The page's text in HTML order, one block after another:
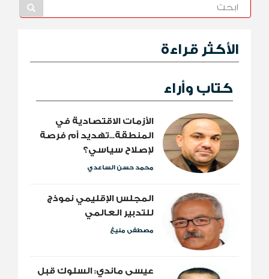
الأكثر قراءة
كتاب وأراء
الأزمات الاقتصادية في
المنطقة...تهديد أم فرصة
لإصلاح سياسي؟
محمد حسن الساعدي
المجلس الإقليمي نموذج
للتدبير العالمي
مصطفى منيغ
عيسى ماندي: السلوك قبل